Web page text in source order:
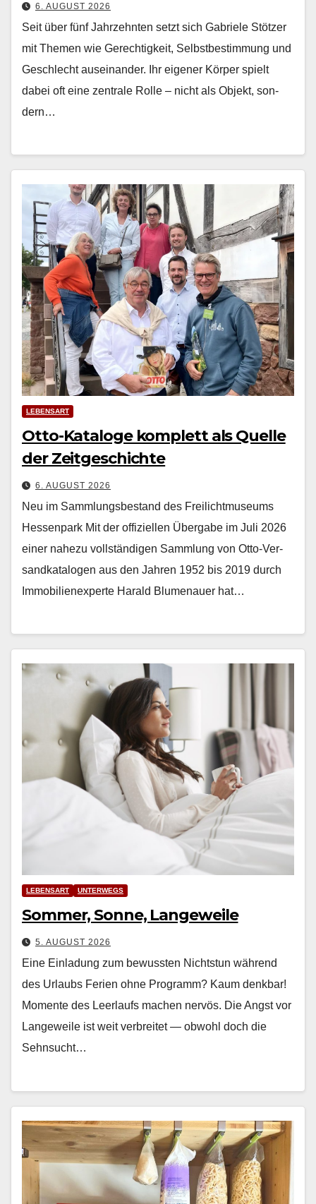
6. AUGUST 2026
Seit über fünf Jahrzehn­ten set­zt sich Gabriele Stötzer
mit The­men wie Gerechtigkeit, Selb­st­bes­tim­mung und
Geschlecht auseinan­der. Ihr eigen­er Kör­p­er spielt
dabei oft eine zen­trale Rolle – nicht als Objekt, son­
dern…
LEBENSART
Otto-Kataloge komplett als Quelle
der Zeitgeschichte
6. AUGUST 2026
Neu im Sammlungsbestand des Freilichtmuseums
Hessenpark Mit der offiziellen Über­gabe im Juli 2026
ein­er nahezu voll­ständi­gen Samm­lung von Otto-Ver­
sand­kat­a­lo­gen aus den Jahren 1952 bis 2019 durch
Immo­bilienex­perte Har­ald Blu­me­nauer hat…
LEBENSART UNTERWEGS
Sommer, Sonne, Langeweile
5. AUGUST 2026
Eine Einladung zum bewussten Nichtstun während
des Urlaubs Ferien ohne Pro­gramm? Kaum denkbar!
Momente des Leer­laufs machen nervös. Die Angst vor
Langeweile ist weit ver­bre­it­et — obwohl doch die
Sehn­sucht…